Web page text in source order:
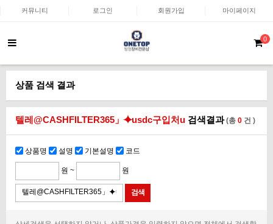
커뮤니티 로그인 회원가입 마이페이지
0
상품 검색 결과
텔레@CASHFILTER365」⯌usdc구입처u 검색결과(총 0 건 )
상품명 설명 기본설명 코드
원 ~ 원